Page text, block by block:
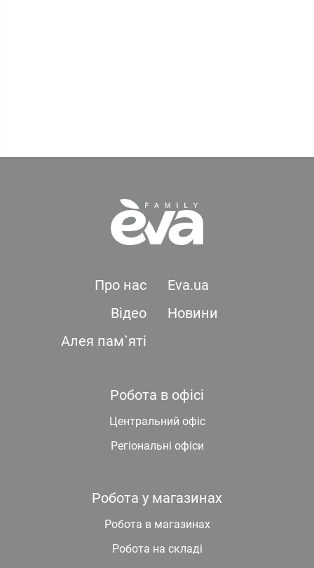
Про нас
Eva.ua
Відео
Новини
Алея пам`яті
Робота в офісі
Центральний офіс
Регіональні офіси
Робота у магазинах
Робота в магазинах
Робота на складі